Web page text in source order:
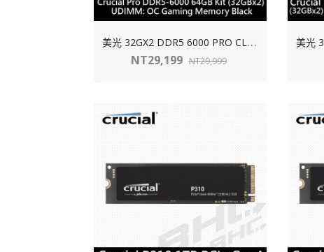
美
光 32GX2 DDR5 6000 PRO CL40超頻 黑散熱片
NT29,199 NT29,999